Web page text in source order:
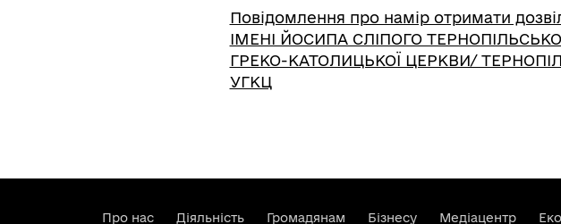
Повідомлення про намір отримати
ІМЕНІ ЙОСИПА СЛІПОГО
ГРЕКО-КАТОЛИЦЬКОЇ ЦЕРКВИ/
УГКЦ
Про нас Діяльність Громадянам Бізнесу Медіацентр